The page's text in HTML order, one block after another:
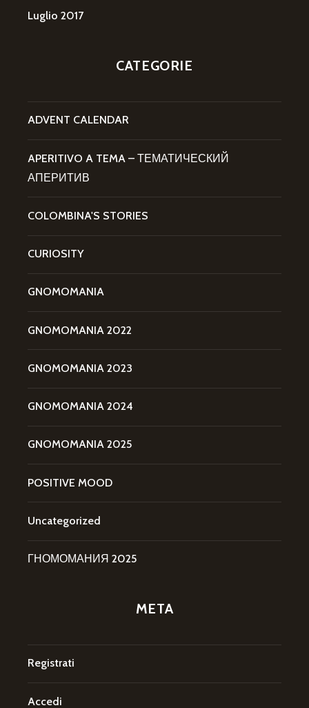
Luglio 2017
CATEGORIE
ADVENT CALENDAR
APERITIVO A TEMA – ТЕМАТИЧЕСКИЙ
АПЕРИТИВ
COLOMBINA'S STORIES
CURIOSITY
GNOMOMANIA
GNOMOMANIA 2022
GNOMOMANIA 2023
GNOMOMANIA 2024
GNOMOMANIA 2025
POSITIVE MOOD
Uncategorized
ГНОМОМАНИЯ 2025
META
Registrati
Accedi